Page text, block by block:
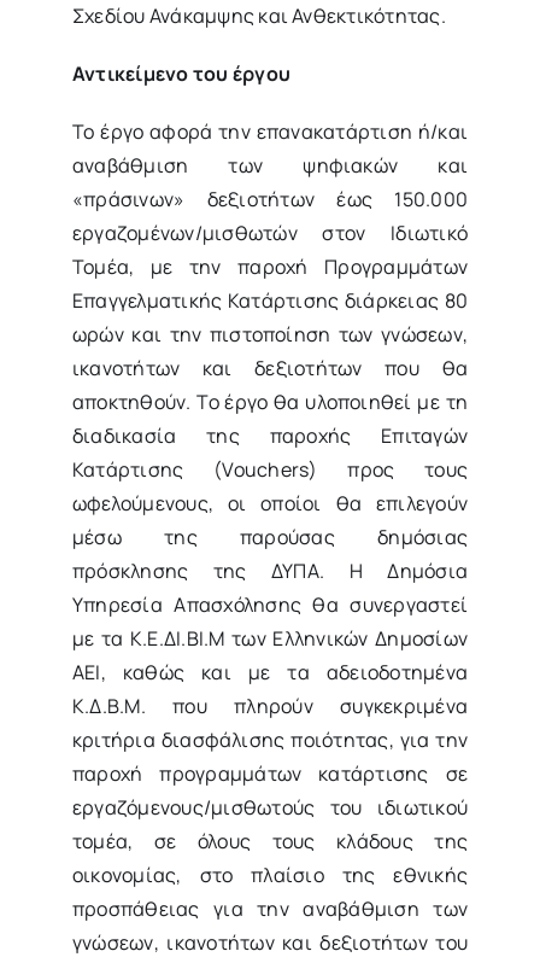
Σχεδίου Ανάκαμψης και Ανθεκτικότητας.
Αντικείμενο του έργου
Το έργο αφορά την επανακατάρτιση ή/και
αναβάθμιση των ψηφιακών και
«πράσινων» δεξιοτήτων έως 150.000
εργαζομένων/μισθωτών στον Ιδιωτικό
Τομέα, με την παροχή Προγραμμάτων
Επαγγελματικής Κατάρτισης διάρκειας 80
ωρών και την πιστοποίηση των γνώσεων,
ικανοτήτων και δεξιοτήτων που θα
αποκτηθούν. Το έργο θα υλοποιηθεί με τη
διαδικασία της παροχής Επιταγών
Κατάρτισης (Vouchers) προς τους
ωφελούμενους, οι οποίοι θα επιλεγούν
μέσω της παρούσας δημόσιας
πρόσκλησης της ΔΥΠΑ. Η Δημόσια
Υπηρεσία Απασχόλησης θα συνεργαστεί
με τα Κ.Ε.ΔΙ.ΒΙ.Μ των Ελληνικών Δημοσίων
ΑΕΙ, καθώς και με τα αδειοδοτημένα
Κ.Δ.Β.Μ. που πληρούν συγκεκριμένα
κριτήρια διασφάλισης ποιότητας, για την
παροχή προγραμμάτων κατάρτισης σε
εργαζόμενους/μισθωτούς του ιδιωτικού
τομέα, σε όλους τους κλάδους της
οικονομίας, στο πλαίσιο της εθνικής
προσπάθειας για την αναβάθμιση των
γνώσεων, ικανοτήτων και δεξιοτήτων του